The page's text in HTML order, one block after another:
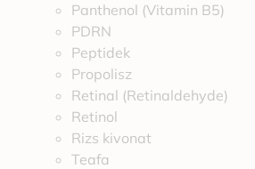
Panthenol (Vitamin B5)
PDRN
Peptidek
Propolisz
Retinal (Retinaldehyde)
Retinol
Rizs kivonat
Teafa